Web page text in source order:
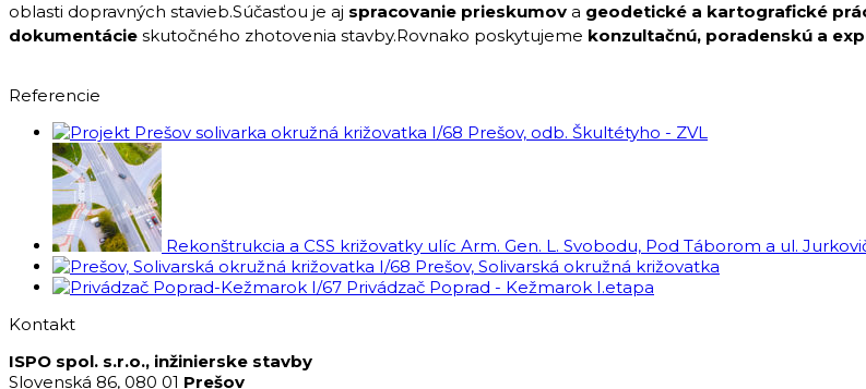
oblasti dopravných stavieb.Súčasťou je aj spracovanie prieskumov a geodetické a kartografické
dokumentácie skutočného zhotovenia stavby.Rovnako poskytujeme konzultačnú, poradenskú a
Referencie
I/68 Prešov, odb. Škultétyho - ZVL
Rekonštrukcia a CSS križovatky ulíc Arm. Gen. L. Svobodu, Pod Táborom a ul.
I/68 Prešov, Solivarská okružná križovatka
I/67 Privádzač Poprad - Kežmarok I.etapa
Kontakt
ISPO spol. s.r.o., inžinierske stavby
Slovenská 86, 080 01 Prešov